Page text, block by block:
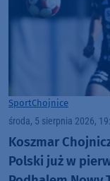
SportChojnice
środa, 5 sierpnia 2026,
Koszmar
Polski już w